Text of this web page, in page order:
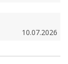
10.07.2026